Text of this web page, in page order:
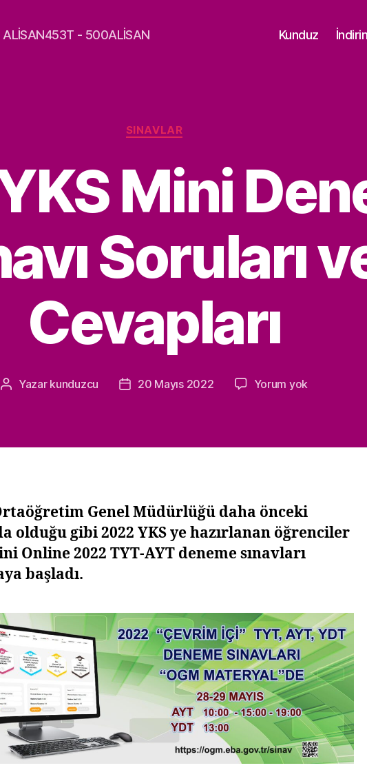
- 500ALİSAN Kunduz
Kategoriler
SINAVLAR
Mini
Soruları
Cevapları
Yazının
Yazar kunduzcu
Yazı20 Mayıs 2022 Yorum yok
Sınavı
Genel Müdürlüğü daha önceki
olduğu gibi 2022 YKS ye hazırlanan öğrenciler
Online 2022 TYT-AYT deneme sınavları
başladı.